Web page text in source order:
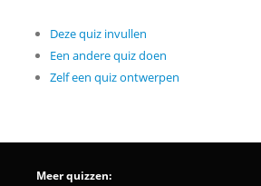
Deze quiz invullen
Een andere quiz doen
Zelf een quiz ontwerpen
Meer quizzen: